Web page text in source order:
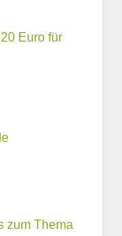
Euro für
zum Thema